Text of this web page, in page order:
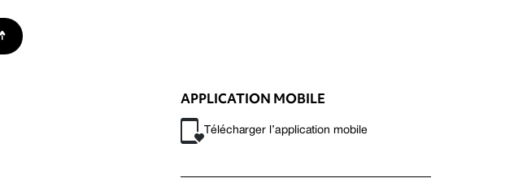
APPLICATION MOBILE
Télécharger l’application mobile